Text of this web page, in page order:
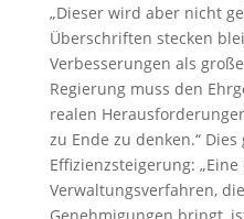
„Dieser wird aber nicht
Überschriften stecken
Verbesserungen als
Regierung muss den
realen
zu Ende zu denken.“
Effizienzsteigerung:
Verwaltungsverfahren,